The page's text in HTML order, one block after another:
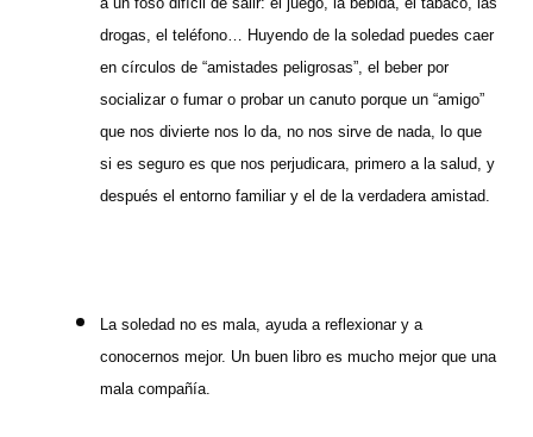
drogas, el teléfono… Huyendo de la soledad puedes caer
en círculos de “amistades peligrosas”, el beber por
socializar o fumar o probar un canuto porque un “amigo”
que nos divierte nos lo da, no nos sirve de nada, lo que
si es seguro es que nos perjudicara, primero a la salud, y
después el entorno familiar y el de la verdadera amistad.
La soledad no es mala, ayuda a reflexionar y a
conocernos mejor. Un buen libro es mucho mejor que una
mala compañía.